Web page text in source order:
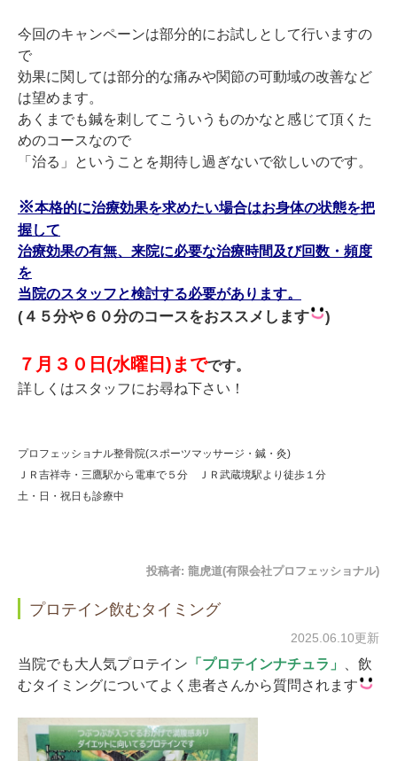
今回のキャンペーンは部分的にお試しとして行いますの
で
効果に関しては部分的な痛みや関節の可動域の改善など
は望めます。
あくまでも鍼を刺してこういうものかなと感じて頂くた
めのコースなので
「治る」ということを期待し過ぎないで欲しいのです。
※本格的に治療効果を求めたい場合はお身体の状態を把
握して
治療効果の有無、来院に必要な治療時間及び回数・頻度
を
当院のスタッフと検討する必要があります。
(４５分や６０分のコースをおススメします )
７月３０日(水曜日)までです。
詳しくはスタッフにお尋ね下さい！
プロフェッショナル整骨院(スポーツマッサージ・鍼・灸)
ＪＲ吉祥寺・三鷹駅から電車で５分 ＪＲ武蔵境駅より徒歩１分
土・日・祝日も診療中
投稿者: 龍虎道(有限会社プロフェッショナル)
プロテイン飲むタイミング
2025.06.10更新
当院でも大人気プロテイン 「プロテインナチュラ」
、飲
むタイミングについてよく患者さんから質問されます